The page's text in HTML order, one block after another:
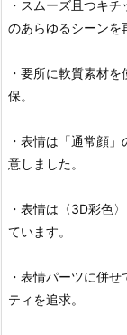
・スムーズ且つキ
のあらゆるシーンを
・要所に軟質素材
保。
・表情は「通常顔
意しました。
・表情は〈3D彩色
ています。
・表情パーツに併
ティを追求。